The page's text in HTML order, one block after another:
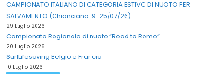
CAMPIONATO ITALIANO DI CATEGORIA ESTIVO DI NUOTO PER
SALVAMENTO (Chianciano 19-25/07/26)
29 Luglio 2026
Campionato Regionale di nuoto “Road to Rome”
20 Luglio 2026
SurfLifesaving Belgio e Francia
10 Luglio 2026